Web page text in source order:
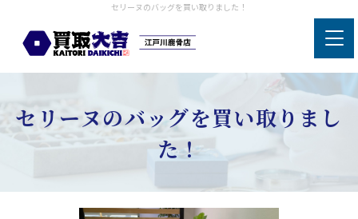
セリーヌのバッグを買い取りました！
セリーヌのバッグを買い取りまし
た！